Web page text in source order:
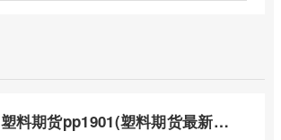
塑料期货pp1901(塑料期货最新行情)